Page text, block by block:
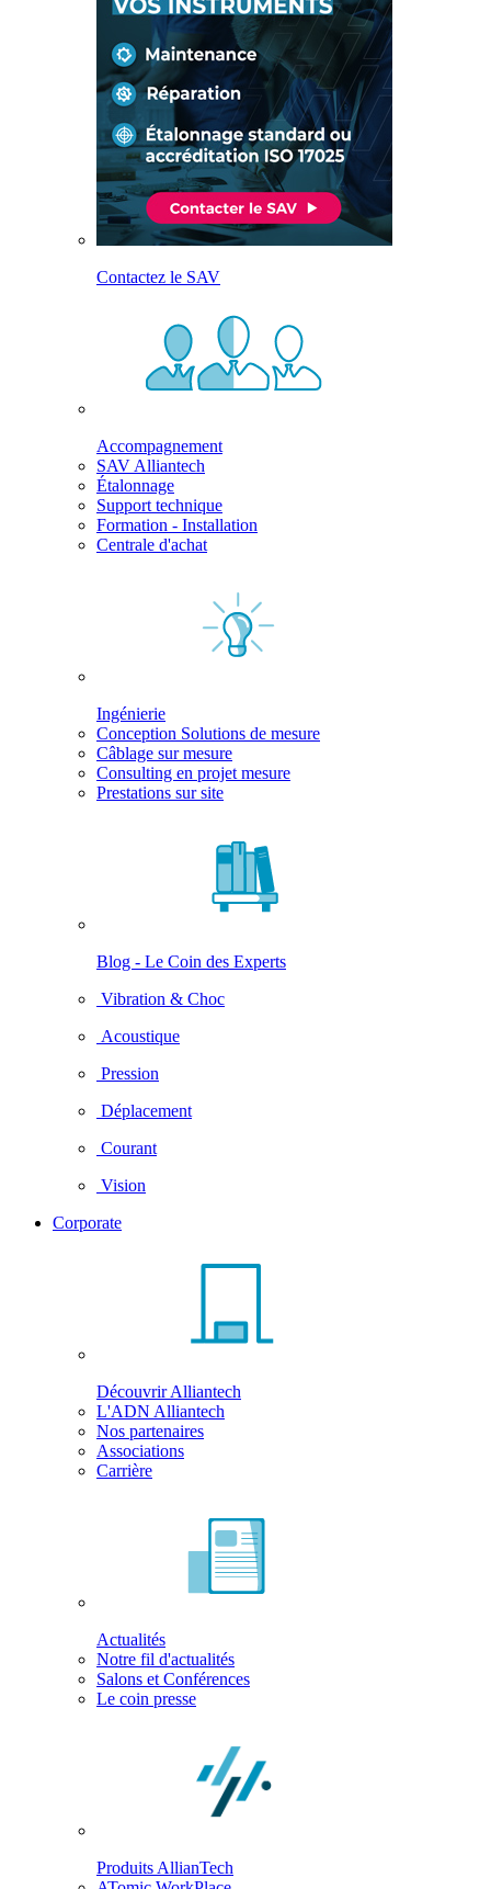
Contactez le SAV
Accompagnement
SAV Alliantech
Étalonnage
Support technique
Formation - Installation
Centrale d'achat
Ingénierie
Conception Solutions de mesure
Câblage sur mesure
Consulting en projet mesure
Prestations sur site
Blog - Le Coin des Experts
Vibration & Choc
Acoustique
Pression
Déplacement
Courant
Vision
Corporate
Découvrir Alliantech
L'ADN Alliantech
Nos partenaires
Associations
Carrière
Actualités
Notre fil d'actualités
Salons et Conférences
Le coin presse
Produits AllianTech